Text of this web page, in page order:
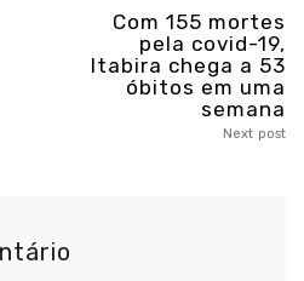
Com 155 mortes
pela covid-19,
Itabira chega a 53
óbitos em uma
semana
Next post